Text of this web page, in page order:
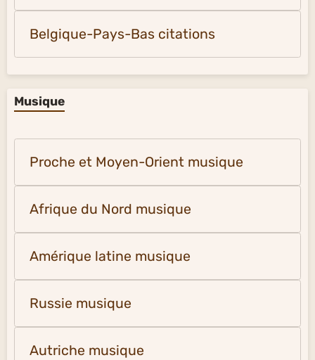
Belgique-Pays-Bas citations
Musique
Proche et Moyen-Orient musique
Afrique du Nord musique
Amérique latine musique
Russie musique
Autriche musique